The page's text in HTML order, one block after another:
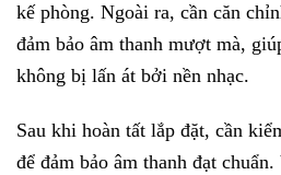
kế phòng. Ngoài ra, cần căn
đảm bảo âm thanh mượt mà,
không bị lấn át bởi nền nhạc.
Sau khi hoàn tất lắp đặt, cần
để đảm bảo âm thanh đạt